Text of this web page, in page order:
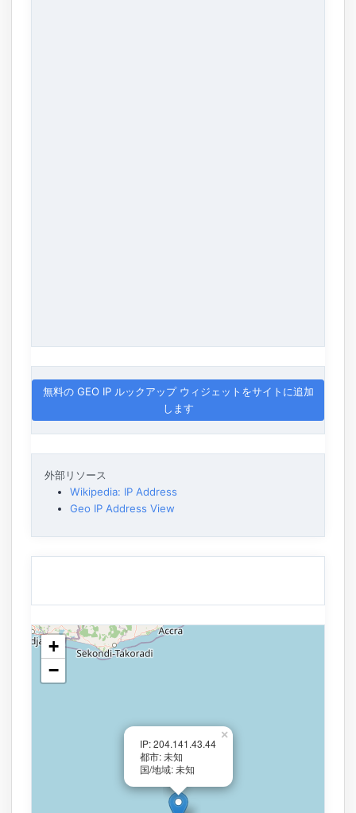
無料の GEO IP ルックアップ ウィジェットをサイトに追加
します
外部リソース
Wikipedia: IP Address
Geo IP Address View
IP: 204.141.43.44
都市: 未知
国/地域: 未知
×
+
−